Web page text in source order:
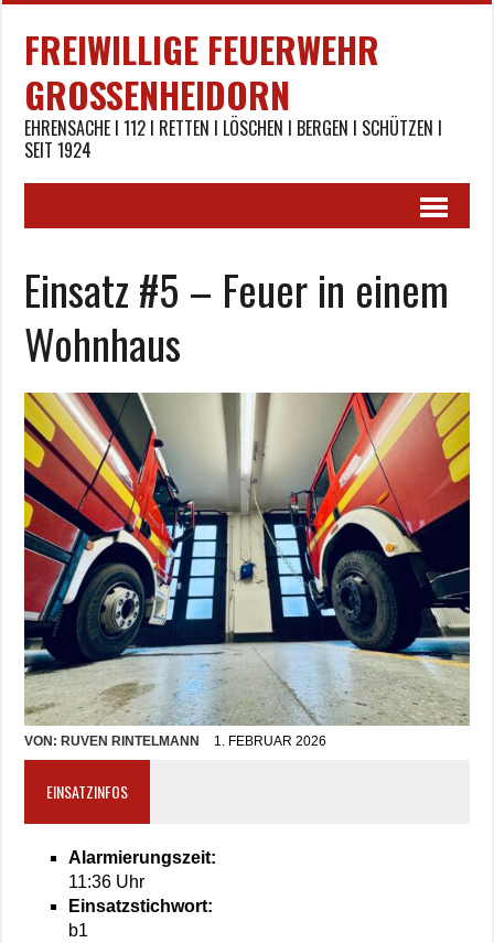
FREIWILLIGE FEUERWEHR
GROSSENHEIDORN
EHRENSACHE I 112 I RETTEN I LÖSCHEN I BERGEN I SCHÜTZEN I
SEIT 1924
Einsatz #5 – Feuer in einem
Wohnhaus
VON: RUVEN RINTELMANN 1. FEBRUAR 2026
EINSATZINFOS
Alarmierungszeit:
11:36 Uhr
Einsatzstichwort:
b1